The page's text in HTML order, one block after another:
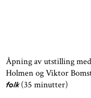
Åpning av utstilling
Holmen og Viktor
folk(35 minutter)